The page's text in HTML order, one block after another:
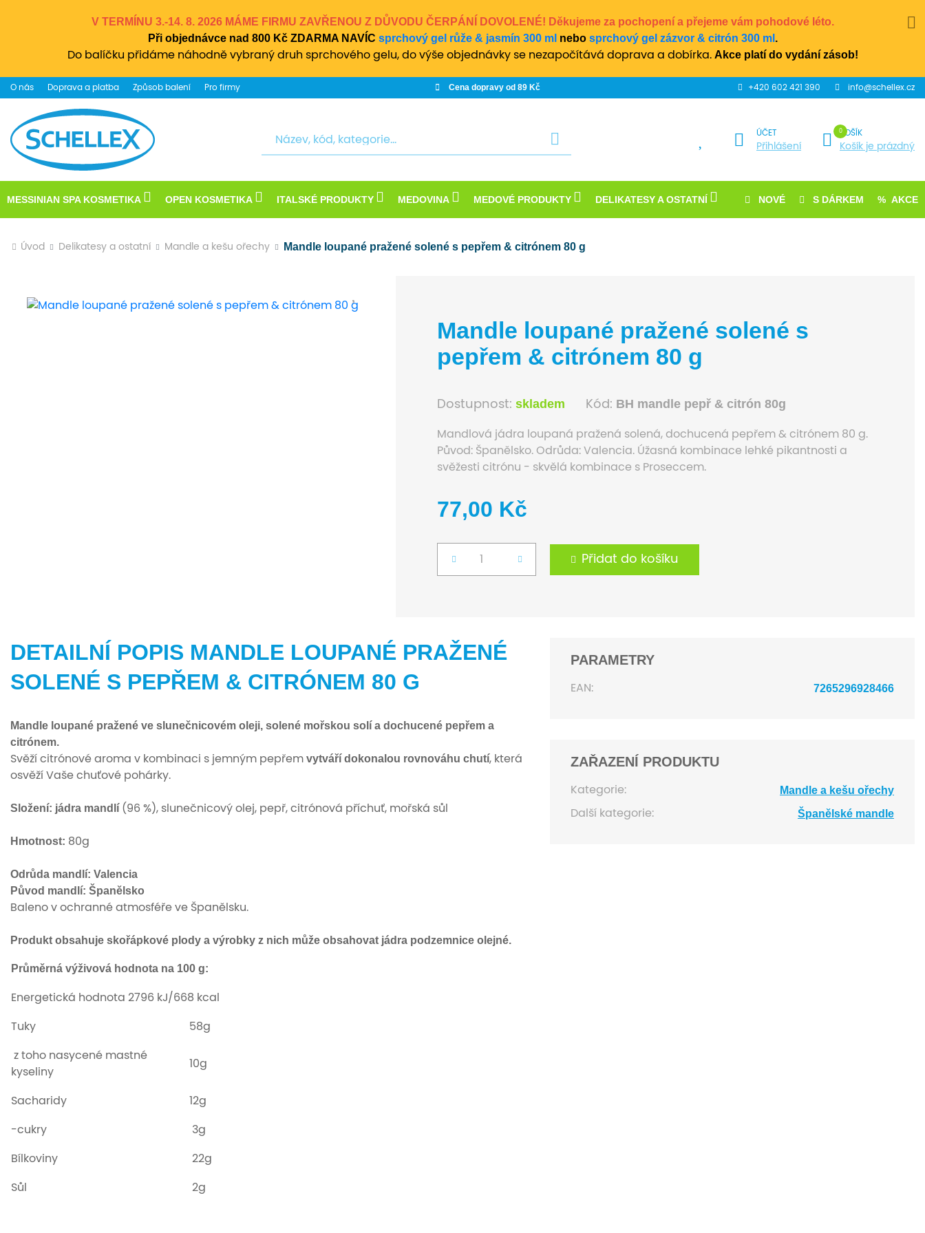
V TERMÍNU 3.-14. 8. 2026 MÁME FIRMU ZAVŘENOU Z DŮVODU ČERPÁNÍ DOVOLENÉ! Děkujeme za pochopení a přejeme vám pohodové léto.
Při objednávce nad 800 Kč ZDARMA NAVÍC sprchový gel růže & jasmín 300 ml nebo sprchový gel zázvor & citrón 300 ml .
Do balíčku přidáme náhodně vybraný druh sprchového gelu, do výše objednávky se nezapočítává doprava a dobírka. Akce platí do vydání zásob!
O nás Doprava a platba Způsob balení Pro firmy Cena dopravy od 89 Kč +420 602 421 390 info@schellex.cz
Hledat ÚČET
Přihlášení
KOŠÍK
Košík je prázdný
MESSINIAN SPA KOSMETIKA OPEN KOSMETIKA ITALSKÉ PRODUKTY MEDOVINA MEDOVÉ PRODUKTY DELIKATESY A OSTATNÍ NOVÉ S DÁRKEM AKCE
Úvod Delikatesy a ostatní Mandle a kešu ořechy Mandle loupané pražené solené s pepřem & citrónem 80 g
Mandle loupané pražené solené s
pepřem & citrónem 80 g
Dostupnost: skladem Kód: BH mandle pepř & citrón 80g
Mandlová jádra loupaná pražená solená, dochucená pepřem & citrónem 80 g.
Původ: Španělsko. Odrůda: Valencia. Úžasná kombinace lehké pikantnosti a
svěžesti citrónu - skvělá kombinace s Proseccem.
77,00 Kč
Počet Přidat do košíku
DETAILNÍ POPIS MANDLE LOUPANÉ PRAŽENÉ
SOLENÉ S PEPŘEM & CITRÓNEM 80 G
Mandle loupané pražené ve slunečnicovém oleji, solené mořskou solí a dochucené pepřem a
citrónem.
Svěží citrónové aroma v kombinaci s jemným pepřem vytváří dokonalou rovnováhu chutí, která
osvěží Vaše chuťové pohárky.
Složení: jádra mandlí (96 %), slunečnicový olej, pepř, citrónová příchuť, mořská sůl
Hmotnost: 80g
Odrůda mandlí: Valencia
Původ mandlí: Španělsko
Baleno v ochranné atmosféře ve Španělsku.
Produkt obsahuje skořápkové plody a výrobky z nich může obsahovat jádra podzemnice olejné.
Průměrná výživová hodnota na 100 g:
Energetická hodnota 2796 kJ/668 kcal
Tuky 58g
z toho nasycené mastné
kyseliny
10g
Sacharidy 12g
-cukry 3g
Bílkoviny 22g
Sůl 2g
PARAMETRY
EAN: 7265296928466
ZAŘAZENÍ PRODUKTU
Kategorie: Mandle a kešu ořechy
Další kategorie: Španělské mandle